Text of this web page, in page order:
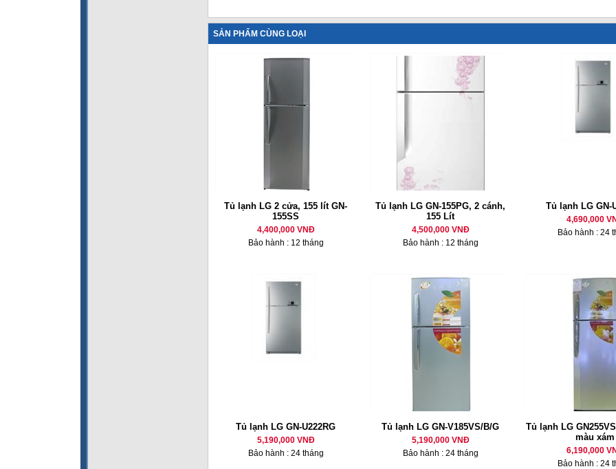
SẢN PHẨM CÙNG LOẠI
Tủ lạnh LG 2 cửa, 155 lít GN-
155SS
4,400,000 VNĐ
Bảo hành : 12 tháng
Tủ lạnh LG GN-155PG, 2 cánh,
155 Lít
4,500,000 VNĐ
Bảo hành : 12 tháng
Tủ lạnh LG GN-
4,690,000
Bảo hành : 24
Tủ lạnh LG GN-U222RG
5,190,000 VNĐ
Bảo hành : 24 tháng
Tủ lạnh LG GN-V185VS/B/G
5,190,000 VNĐ
Bảo hành : 24 tháng
Tủ lạnh LG
màu xám
6,190,000
Bảo hành : 24